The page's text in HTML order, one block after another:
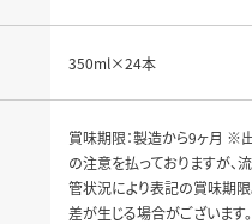
350ml×24本
賞味期限：製造から9ヶ月 ※
の注意を払っておりますが、
管状況により表記の賞味期限
差が生じる場合がございます